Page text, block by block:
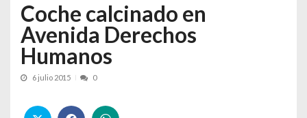
Coche calcinado en
Avenida Derechos
Humanos
6 julio 2015 0